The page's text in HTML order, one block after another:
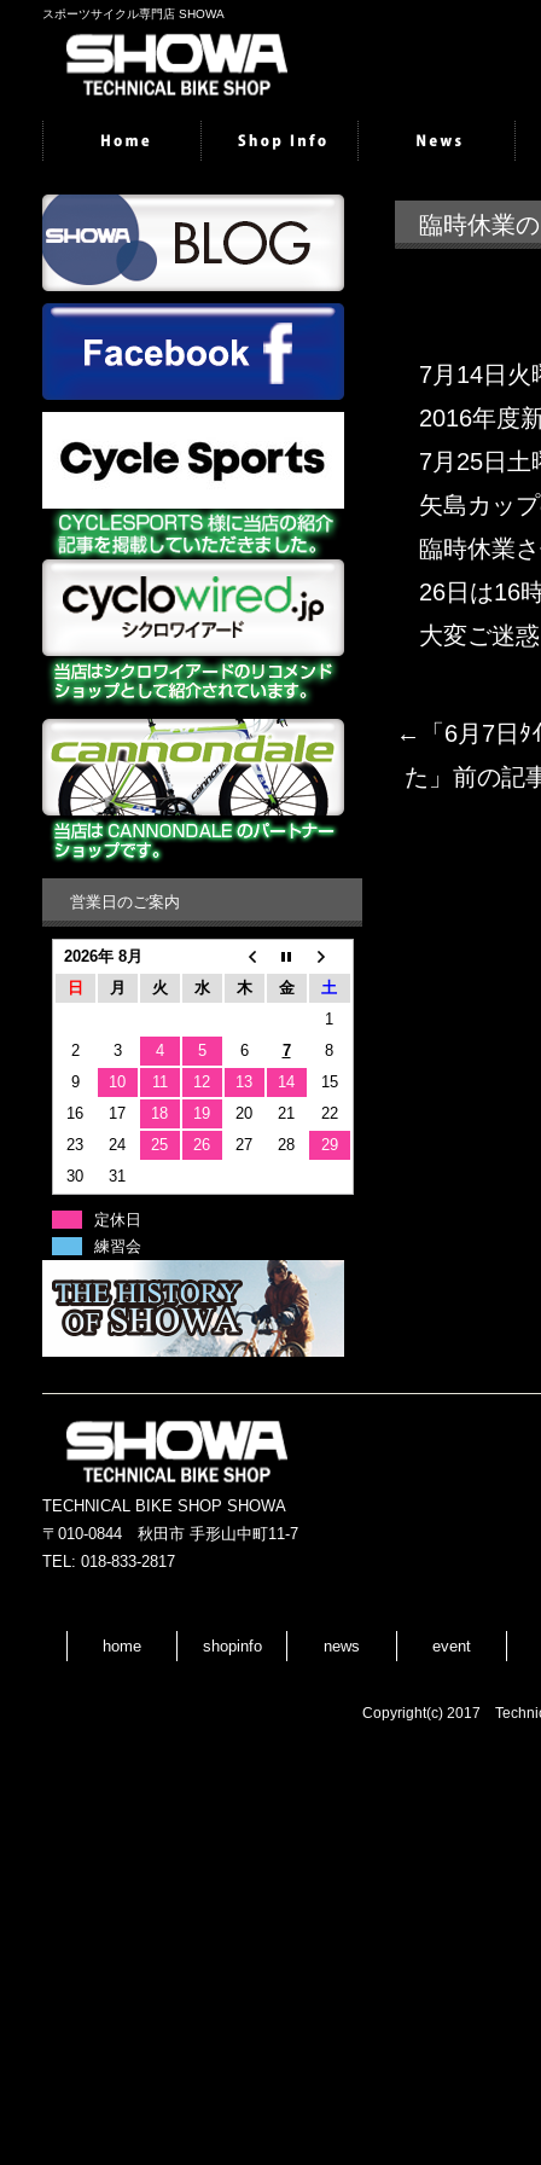
スポーツサイクル専門店 SHOWA
臨時休業
7月14日火
2016年度
7月25日土
矢島カッ
臨時休業
26日は16
大変ご迷
←「 6月7日ﾀ
た 」前の
営業日のご案内
2026年 8月
日
月 火 水 木 金
土
1
2
3 4 5 6 7
8
9
10 11 12 13 14
15
16
17 18 19 20 21
22
23
24 25 26 27 28
29
30
31
定休日
練習会
TECHNICAL BIKE SHOP SHOWA
〒010-0844 秋田市 手形山中町11-7
TEL: 018-833-2817
home shopinfo news event
Copyright(c) 2017